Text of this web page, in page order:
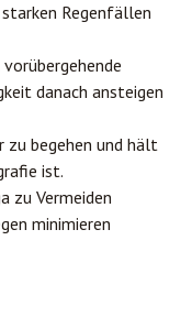
Regenfällen
danach ansteigen
zu begehen und hält
ist.
zu Vermeiden
minimieren